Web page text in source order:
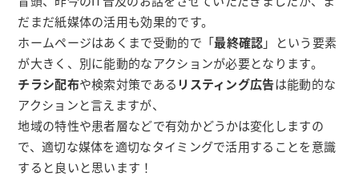
だまだ紙媒体の活用も効果的です。
ホームページはあくまで受動的で「最終確認」という要素
が大きく、別に能動的なアクションが必要となります。
チラシ配布や検索対策である リスティング広告は能動的な
アクションと言えますが、
地域の特性や患者層などで有効かどうかは変化しますの
で、適切な媒体を適切なタイミングで活用することを意識
すると良いと思います！